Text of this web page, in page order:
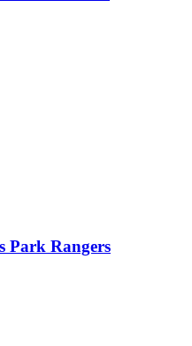
Park Rangers